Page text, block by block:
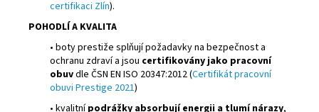
certifikaci Zlín).
POHODLÍ A KVALITA
• boty prestiže splňují požadavky na bezpečnost a
ochranu zdraví a jsou certifikovány jako pracovní
obuvdle ČSN EN ISO 20347:2012 (Certifikát pracovní
obuvi Prestige 2021)
• kvalitnípodrážky absorbují energii a tlumí nárazy,